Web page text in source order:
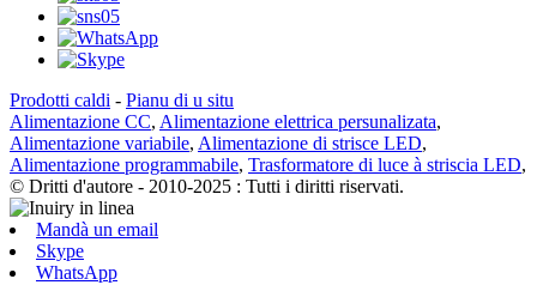
Prodotti caldi - Pianu di u situ
Alimentazione CC, Alimentazione elettrica persunalizata,
Alimentazione variabile, Alimentazione di strisce LED,
Alimentazione programmabile, Trasformatore di luce à striscia LED,
© Dritti d'autore - 2010-2025 : Tutti i diritti riservati.
Mandà un email
Skype
WhatsApp